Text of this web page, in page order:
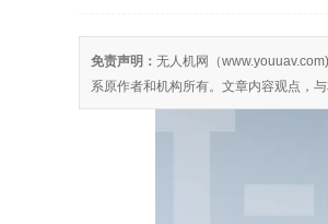
免责声明： 无人机网（
系原作者和机构所有。文章内容观点，